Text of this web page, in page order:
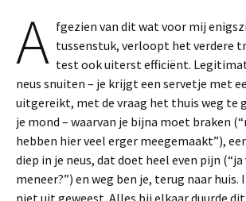
A fgezien van dit wat voor mij
tussenstuk, verloopt het verdere
test ook uiterst efficiënt.
neus snuiten – je krijgt een servetje met
uitgereikt, met de vraag het thuis weg te
je mond – waarvan je bijna moet braken
hebben hier veel erger meegemaakt”),
diep in je neus, dat doet heel even pijn (“ja
meneer?”) en weg ben je, terug naar huis.
niet uit geweest. Alles bij elkaar duurde